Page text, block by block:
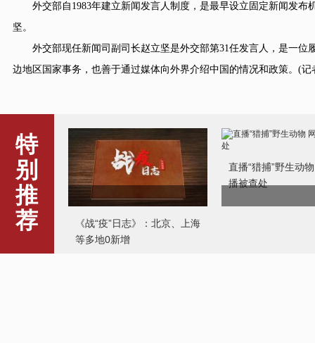
End of dialog window.
外交部自1983年建立新闻发言人制度，是最早设立固定新闻发布
坚。
外交部现任新闻司副司长赵立坚是外交部第31任发言人，是一位
边地区国家事务，也善于通过媒体向外界介绍中国的情况和政策。(
特
别
推
荐
《战“疫”日志》：北京、上海
等多地0新增
直播“猎捕”野生动
播被查处